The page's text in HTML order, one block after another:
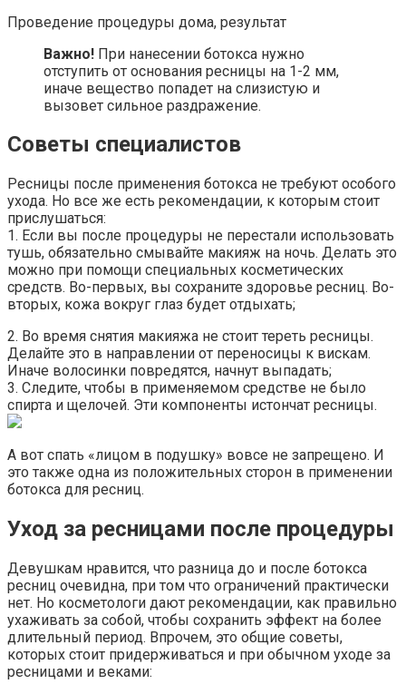
Проведение процедуры дома, результат
Важно! При нанесении ботокса нужно
отступить от основания ресницы на 1-2 мм,
иначе вещество попадет на слизистую и
вызовет сильное раздражение.
Советы специалистов
Ресницы после применения ботокса не требуют особого
ухода. Но все же есть рекомендации, к которым стоит
прислушаться:
1. Если вы после процедуры не перестали использовать
тушь, обязательно смывайте макияж на ночь. Делать это
можно при помощи специальных косметических
средств. Во-первых, вы сохраните здоровье ресниц. Во-
вторых, кожа вокруг глаз будет отдыхать;
2. Во время снятия макияжа не стоит тереть ресницы.
Делайте это в направлении от переносицы к вискам.
Иначе волосинки повредятся, начнут выпадать;
3. Следите, чтобы в применяемом средстве не было
спирта и щелочей. Эти компоненты истончат ресницы.
А вот спать «лицом в подушку» вовсе не запрещено. И
это также одна из положительных сторон в применении
ботокса для ресниц.
Уход за ресницами после процедуры
Девушкам нравится, что разница до и после ботокса
ресниц очевидна, при том что ограничений практически
нет. Но косметологи дают рекомендации, как правильно
ухаживать за собой, чтобы сохранить эффект на более
длительный период. Впрочем, это общие советы,
которых стоит придерживаться и при обычном уходе за
ресницами и веками: